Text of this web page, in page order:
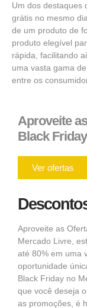
Um dos destaques
grátis no mesmo
de um produto de
produto elegível
rápida, facilitando
uma vasta gama
entre os
Aproveite
Black
Ver ofertas
Aproveite as
Mercado Livre,
até 80% em uma
oportunidade
Black Friday no
que você deseja
as promoções , é